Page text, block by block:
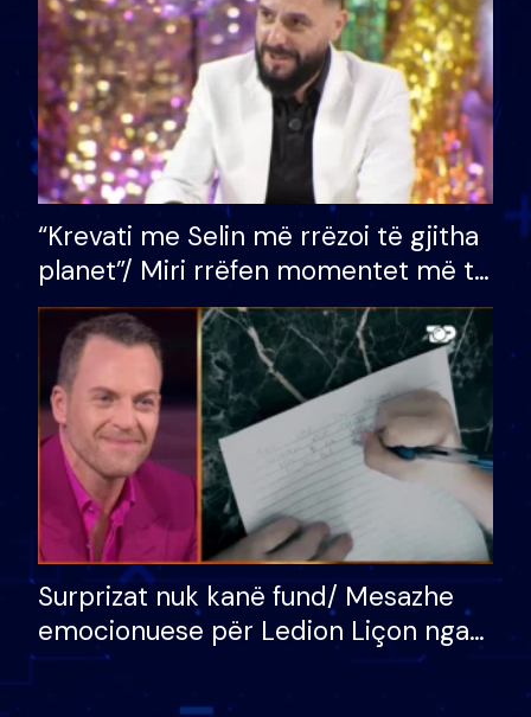
“Krevati me Selin më rrëzoi të gjitha
planet”/ Miri rrëfen momentet më të
bukura në shtëpinë e BB VIP: Do më
mungojë zilja e mëngjesit kur…
Surprizat nuk kanë fund/ Mesazhe
emocionuese për Ledion Liçon nga
nëna dhe fëmijët e tij, moderatori
nuk i mban dot lotët: Nuk meritoj…